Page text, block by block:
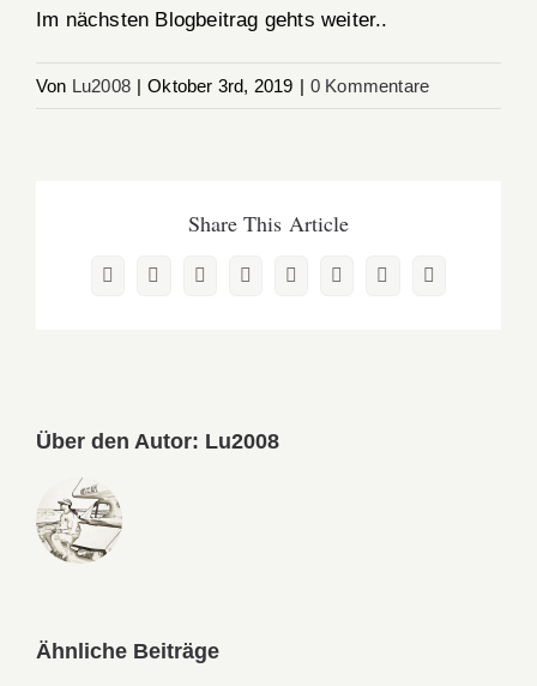
Im nächsten Blogbeitrag gehts weiter..
Von Lu2008 Oktober 3rd, 2019 0 Kommentare
Share This Article
Facebook
X RedditLinkedInWhatsAppPinterest
Vk
E-
Über den Autor: Lu2008
Ähnliche Beiträge